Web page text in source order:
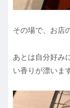
その場で、お店
あとは自分好み
い香りが漂いま